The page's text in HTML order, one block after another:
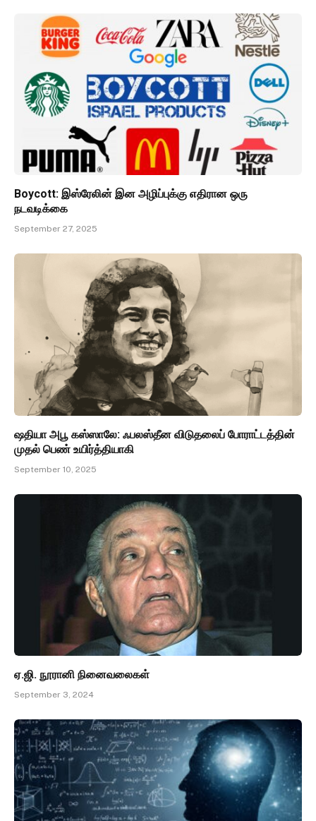
Boycott: இஸ்ரேலின் இன அழிப்புக்கு எதிரான ஒரு
நடவடிக்கை
September 27, 2025
ஷதியா அபூ கஸ்ஸாலே: ஃபலஸ்தீன விடுதலைப் போராட்டத்தின்
முதல் பெண் உயிர்த்தியாகி
September 10, 2025
ஏ.ஜி. நூரானி நினைவலைகள்
September 3, 2024